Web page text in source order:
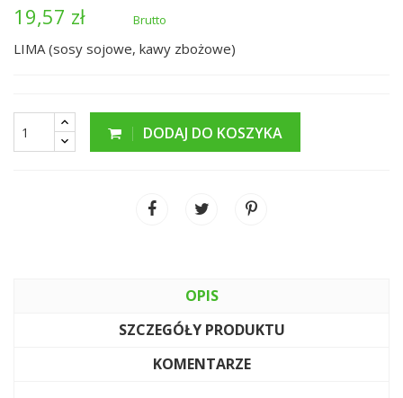
19,57 zł
Brutto
LIMA (sosy sojowe, kawy zbożowe)
DODAJ DO KOSZYKA
OPIS
SZCZEGÓŁY PRODUKTU
KOMENTARZE